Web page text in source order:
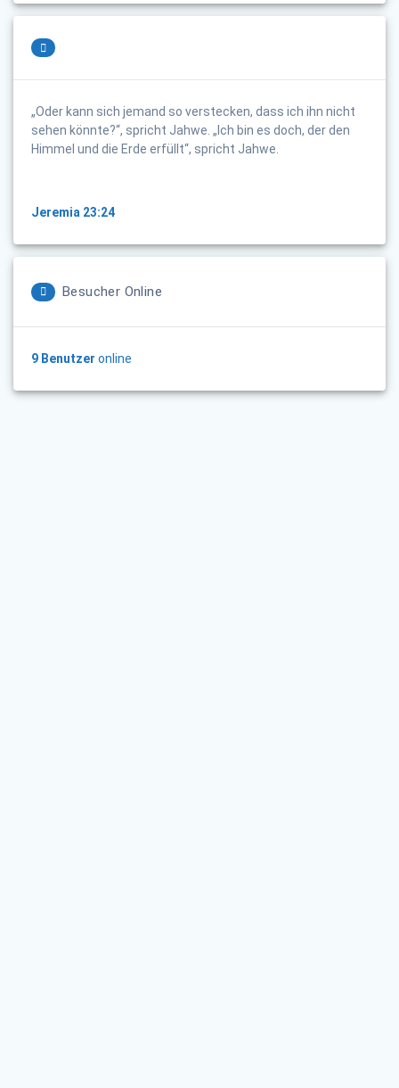
„Oder kann sich jemand so verstecken, dass ich ihn nicht
sehen könnte?“, spricht Jahwe. „Ich bin es doch, der den
Himmel und die Erde erfüllt“, spricht Jahwe.
Jeremia 23:24
Besucher Online
9 Benutzer online